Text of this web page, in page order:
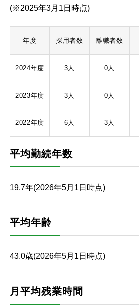
(※2025年3月1日時点)
年度 採用者数 離職者数
2024年度 3人 0人
2023年度 3人 0人
2022年度 6人 3人
平均勤続年数
19.7年(2026年5月1日時点)
平均年齢
43.0歳(2026年5月1日時点)
月平均残業時間